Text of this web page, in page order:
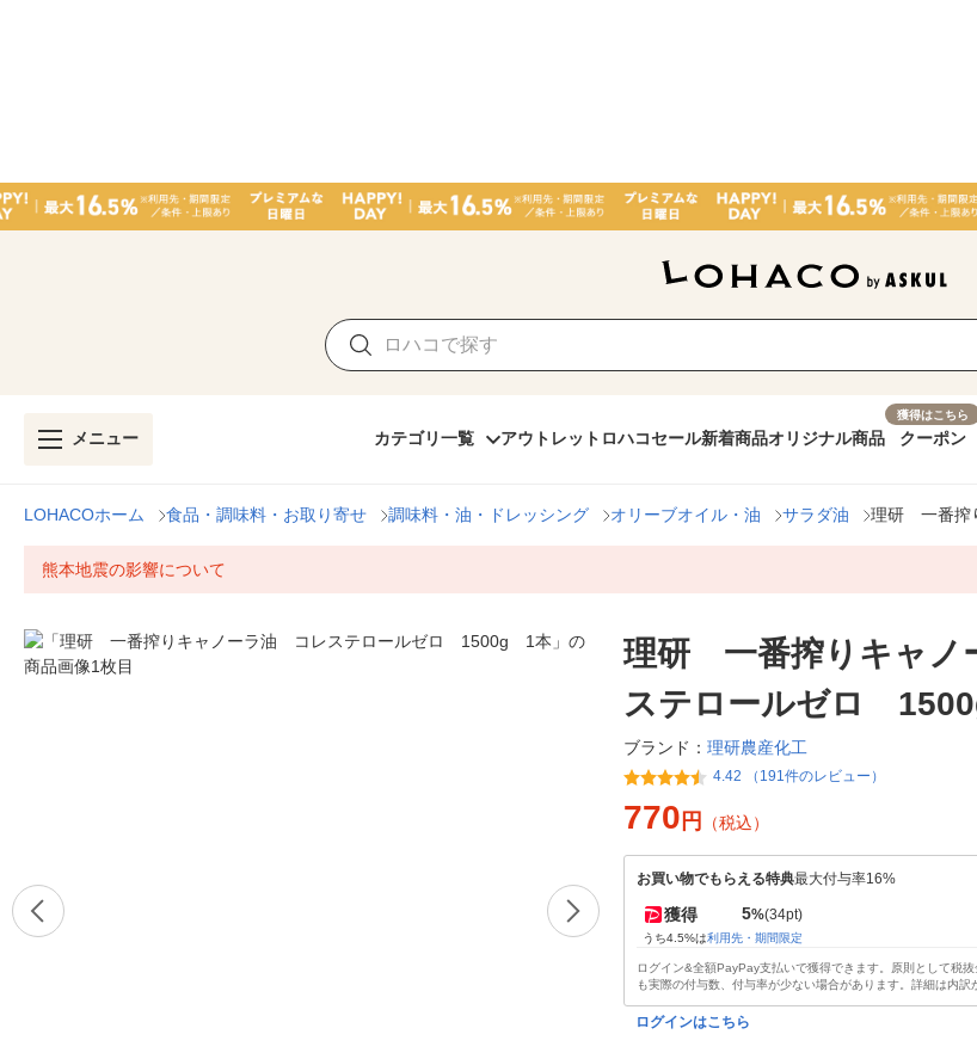
メニュー カテゴリ一覧 アウトレット ロハコセール新着商品オリジナル商品
獲得はこちら
クーポン
LOHACOホーム 食品・調味料・お取り寄せ 調味料・油・ドレッシング オリーブオイル・油 サラダ油 理研 一番搾
熊本地震の影響について
理研 一番搾りキャ
ステロールゼロ
ブランド： 理研農産化工
4.42 （191件のレビュー）
770 円 （税込）
お買い物でもらえる特典最大付与率16%
獲得 5%(34pt)
うち4.5%は利用先・期間限定
ログイン&全額PayPay支払いで獲得できます。原則として税
も実際の付与数、付与率が少ない場合があります。詳細は内訳
ログインはこちら